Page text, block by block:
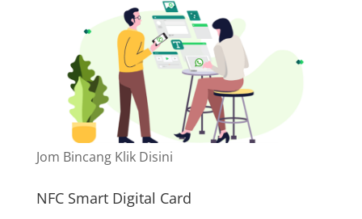
Jom Bincang Klik Disini
NFC Smart Digital Card